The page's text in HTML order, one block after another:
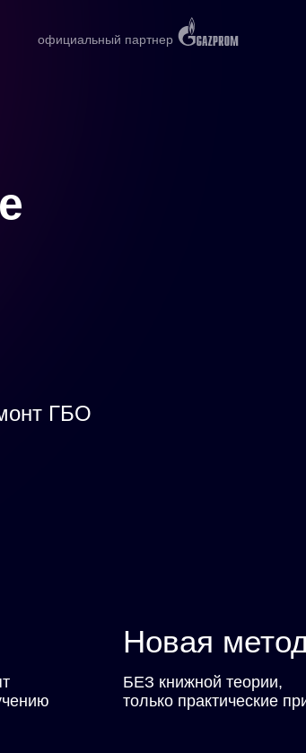
ГБО
Новая
БЕЗ книжной теории,
только практические
официальный партнер